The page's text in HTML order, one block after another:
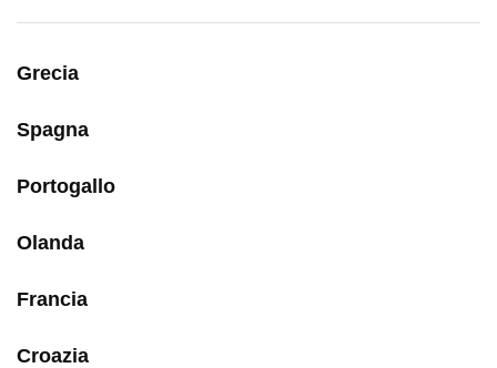
Grecia
Spagna
Portogallo
Olanda
Francia
Croazia